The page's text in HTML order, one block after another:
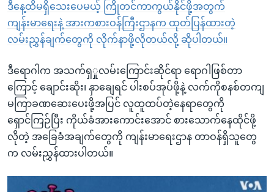
ဒီနေ့ထိမရှိသေးပေမယ့် ကြိုတင်ကာကွယ်နိုင်ဖို့အတွက်
ကျန်းမာရေးနဲ့ အားကစားဝန်ကြီးဌာနက ထုတ်ပြန်ထားတဲ့
လမ်းညွှန်ချက်တွေကို လိုက်နာဖို့လိုတယ်လို့ ဆိုပါတယ်။
ဒီရောဂါက အသက်ရှှုလမ်းကြောင်းဆိုင်ရာ ရောဂါဖြစ်တာ
ကြောင့် ချောင်းဆိုး၊ နှာချေရင် ပါးစပ်အုပ်ဖို့နဲ့ လက်ကိုစနစ်တကျ
မကြာခဏဆေးပေးဖို့အပြင် လူထူထပ်တဲ့နေရာတွေကို
ရှောင်ကြဉ်ပြီး ကိုယ်ခံအားကောင်းအောင် စားသောက်နေထိုင်ဖို့
လိုတဲ့ အခြေခံအချက်တွေကို ကျန်းမာရေးဌာန တာဝန်ရှိသူတွေ
က လမ်းညွှန်ထားပါတယ်။